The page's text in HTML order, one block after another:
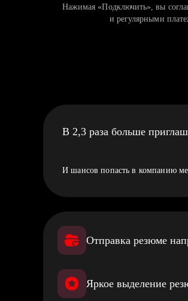
Нажимая «Подключить», вы
и регулярными
В 2,3 раза больше
И шансов попасть в компанию
Отправка резюме
Яркое выделение